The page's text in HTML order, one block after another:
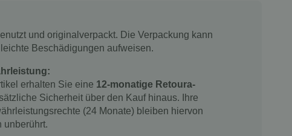
und originalverpackt. Die Verpackung kann
Beschädigungen aufweisen.
erhalten Sie eine 12-monatige Retoura-
Sicherheit über den Kauf hinaus. Ihre
(24 Monate) bleiben hiervon
unberührt.